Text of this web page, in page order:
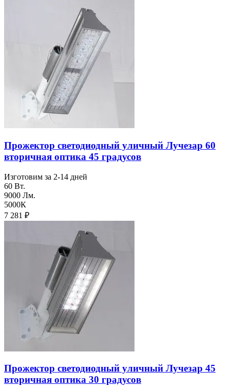
Прожектор светодиодный уличный Лучезар 60
вторичная оптика 45 градусов
Изготовим за 2-14 дней
60 Вт.
9000 Лм.
5000К
7 281 ₽
Прожектор светодиодный уличный Лучезар 45
вторичная оптика 30 градусов